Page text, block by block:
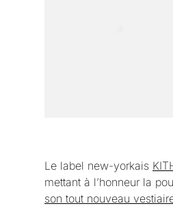
Le label new-yorkais
mettant à l’honneur la
son tout nouveau